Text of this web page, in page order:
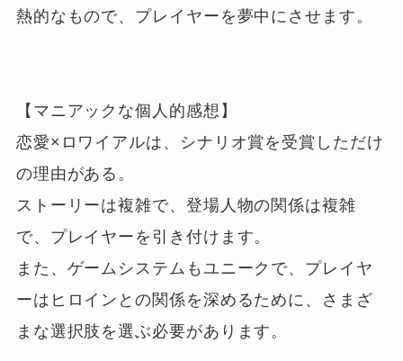
熱的なもので、プレイヤーを夢中にさせます。
【マニアックな個人的感想】
恋愛×ロワイアルは、シナリオ賞を受賞しただけ
の理由がある。
ストーリーは複雑で、登場人物の関係は複雑
で、プレイヤーを引き付けます。
また、ゲームシステムもユニークで、プレイヤ
ーはヒロインとの関係を深めるために、さまざ
まな選択肢を選ぶ必要があります。